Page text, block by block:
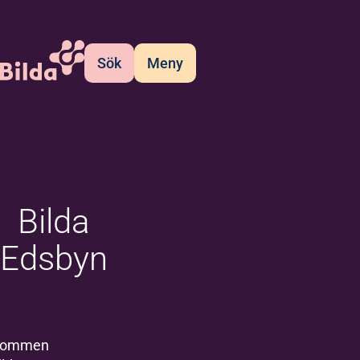
Sök Meny
Bilda
Edsbyn